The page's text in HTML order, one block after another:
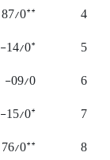
4
**
87/0
5
*
14/0-
6
09/0-
7
*
15/0-
8
**
76/0